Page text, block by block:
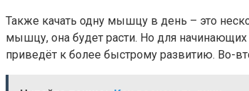
Также качать одну мышцу в день – это
мышцу, она будет расти. Но для
приведёт к более быстрому развитию. Во-